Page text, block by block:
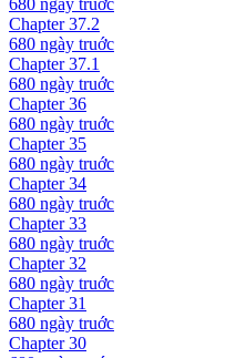
Chapter37.2
680 ngày truớc
Chapter37.1
680 ngày truớc
Chapter36
680 ngày truớc
Chapter35
680 ngày truớc
Chapter34
680 ngày truớc
Chapter33
680 ngày truớc
Chapter32
680 ngày truớc
Chapter31
680 ngày truớc
Chapter30